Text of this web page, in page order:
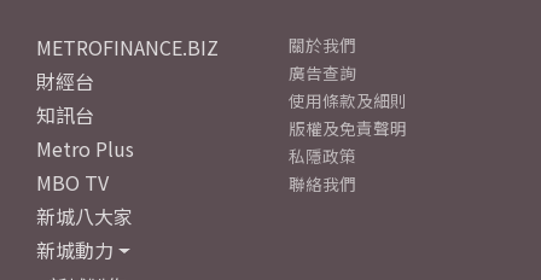
METROFINANCE.BIZ
財經台
知訊台
Metro Plus
MBO TV
新城八大家
新城動力
關於我們
廣告查詢
使用條款及細則
版權及免責聲明
私隱政策
聯絡我們